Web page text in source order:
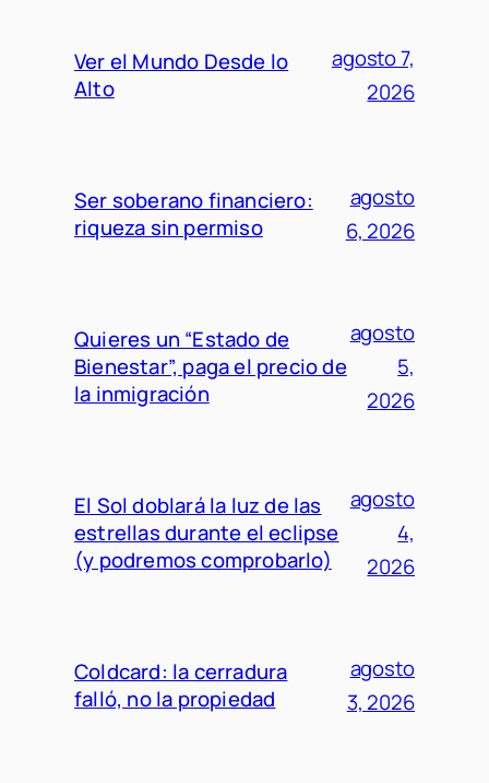
Ver el Mundo Desde lo
Alto
agosto 7,
2026
Ser soberano financiero:
riqueza sin permiso
agosto
6, 2026
Quieres un “Estado de
Bienestar”, paga el precio de
la inmigración
agosto
5,
2026
El Sol doblará la luz de las
estrellas durante el eclipse
(y podremos comprobarlo)
agosto
4,
2026
Coldcard: la cerradura
falló, no la propiedad
agosto
3, 2026